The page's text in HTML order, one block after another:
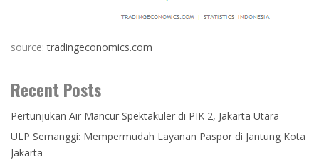
source:tradingeconomics.com
Recent Posts
Pertunjukan Air Mancur Spektakuler di PIK 2, Jakarta Utara
ULP Semanggi: Mempermudah Layanan Paspor di Jantung Kota
Jakarta